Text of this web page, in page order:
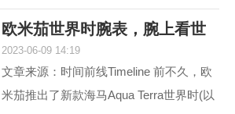
学成后，他长期从事...
欧米茄世界时腕表，腕上看世
2023-06-09 14:19
文章来源：时间前线Timeline 前不久，欧
米茄推出了新款海马Aqua Terra世界时(以